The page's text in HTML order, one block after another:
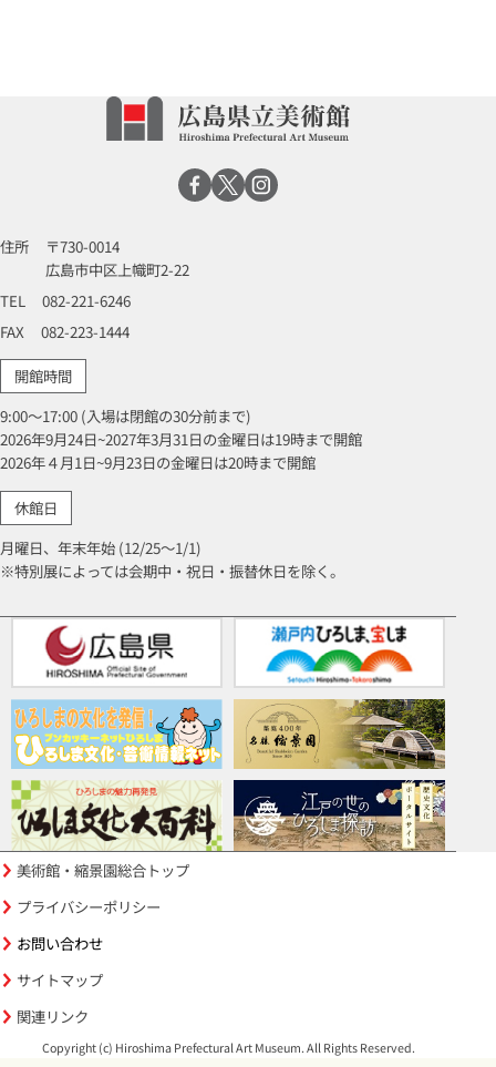
住所
〒730-0014
広島市中区上幟町2-22
TEL
082-221-6246
FAX
082-223-1444
開館時間
9:00～17:00 (入場は閉館の30分前まで)
2026年9月24日~2027年3月31日の金曜日は19時まで開館
2026年４月1日~9月23日の金曜日は20時まで開館
休館日
月曜日、年末年始 (12/25～1/1)
※特別展によっては会期中・祝日・振替休日を除く。
美術館・縮景園総合トップ
プライバシーポリシー
お問い合わせ
サイトマップ
関連リンク
Copyright (c) Hiroshima Prefectural Art Museum. All Rights Reserved.